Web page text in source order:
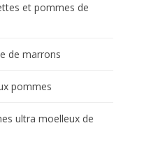
et pommes de
de marrons
pommes
ultra moelleux de